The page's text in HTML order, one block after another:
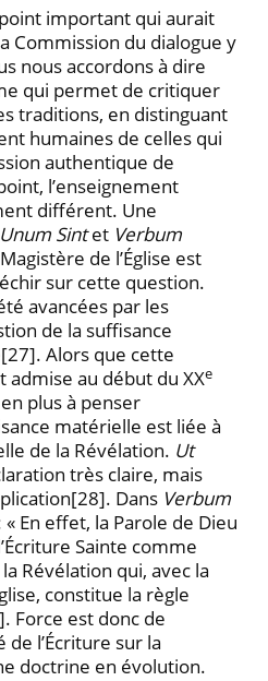
important qui aurait
Commission du dialogue y
nous accordons à dire
qui permet de critiquer
traditions, en distinguant
humaines de celles qui
authentique de
l’enseignement
différent. Une
Sintet Verbum
de l’Église est
sur cette question.
avancées par les
de la suffi­sance
[27]. Alors que cette
au début du XXe
plus à penser
matérielle est liée à
de la Ré­vélation. Ut
très claire, mais
[28]. Dans Verbum
En effet, la Parole de Dieu
Sainte comme
Révélation qui, avec la
constitue la règle
Force est donc de
l’Écriture sur la
doctrine en évolution.